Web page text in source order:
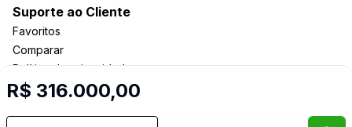
R$ 316.000,00
Suporte ao Cliente
Favoritos
Comparar
Política de privacidade